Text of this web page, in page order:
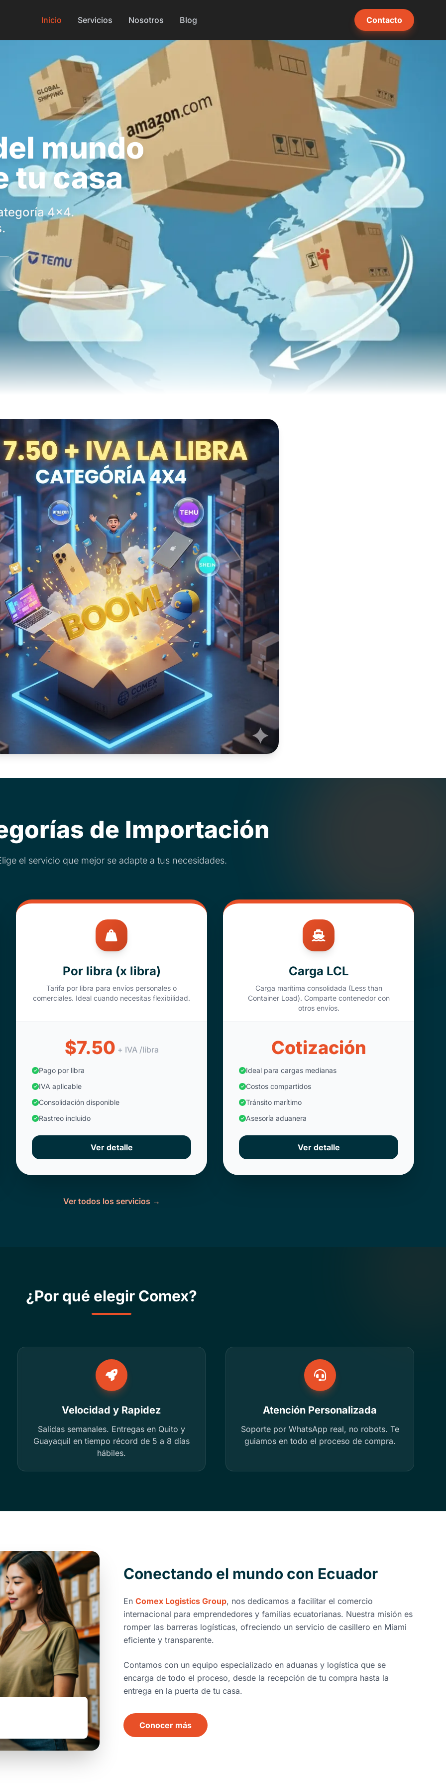
Inicio Servicios Nosotros Blog Contacto
mundo
tu casa
4x4.
4x4, envíos desde Amazon, Temu y Shein
de Importación
el servicio que mejor se adapte a tus necesidades.
Por libra (x libra)
Tarifa por libra para envíos personales o
comerciales. Ideal cuando necesitas flexibilidad.
$7.50 + IVA /libra
Pago por libra
IVA aplicable
Consolidación disponible
Rastreo incluido
Ver detalle
Carga LCL
Carga marítima consolidada (Less than
Container Load). Comparte contenedor con
otros envíos.
Cotización
Ideal para cargas medianas
Costos compartidos
Tránsito marítimo
Asesoría aduanera
Ver detalle
Ver todos los servicios →
¿Por qué elegir Comex?
Velocidad y Rapidez
Salidas semanales. Entregas en Quito y
Guayaquil en tiempo récord de 5 a 8 días
hábiles.
Atención Personalizada
Soporte por WhatsApp real, no robots. Te
guiamos en todo el proceso de compra.
Conectando el mundo con Ecuador
En Comex Logistics Group, nos dedicamos a facilitar el comercio
internacional para emprendedores y familias ecuatorianas. Nuestra misión es
romper las barreras logísticas, ofreciendo un servicio de casillero en Miami
eficiente y transparente.
Contamos con un equipo especializado en aduanas y logística que se
encarga de todo el proceso, desde la recepción de tu compra hasta la
entrega en la puerta de tu casa.
Conocer más